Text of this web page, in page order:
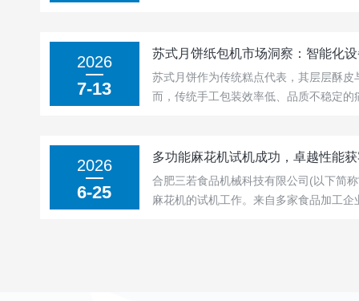
一、设备检查与调试：夯实基础，规避隐
2026
7-13
苏式月饼纸包机市场洞察：智能化
苏式月饼作为传统糕点代表，其层层酥
而，传统手工包装效率低、品质不稳定
核心装备。本文从市场维度解析其崛起逻
2026
6-25
多功能麻花机试机成功，卓越性能
合肥三若食品机械科技有限公司(以下简
麻花机的试机工作。来自多家食品加工